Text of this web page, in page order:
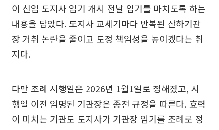
이 신임 도지사 임기 개시 전날 임기를 마치도록 하는
내용을 담았다. 도지사 교체기마다 반복된 산하기관
장 거취 논란을 줄이고 도정 책임성을 높이겠다는 취
지다.
다만 조례 시행일은 2026년 1월1일로 정해졌고, 시
행일 이전 임명된 기관장은 종전 규정을 따른다. 효력
이 미치는 기관도 도지사가 기관장 임기를 조례로 정